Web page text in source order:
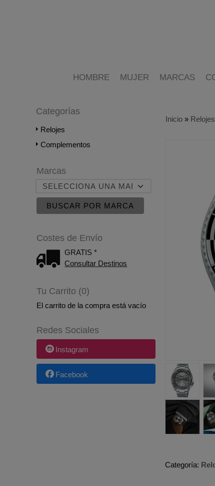
HOMBRE MUJER MARCAS
Categorías
Relojes
Complementos
Marcas
Costes de Envío
GRATIS *
Consultar Destinos
Tu Carrito (0)
El carrito de la compra está vacío
Redes Sociales
Instagram
Facebook
Inicio » Relojes
Categoría: